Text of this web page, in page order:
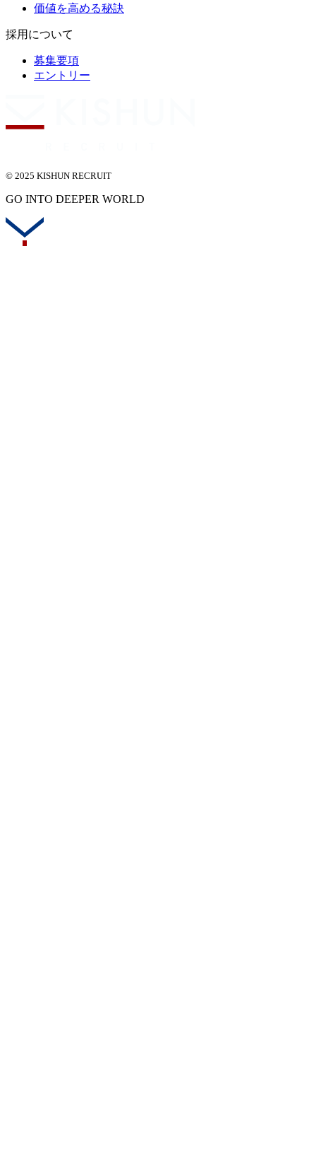
価値を高める秘訣
採用について
募集要項
エントリー
© 2025 KISHUN RECRUIT
GO INTO DEEPER WORLD